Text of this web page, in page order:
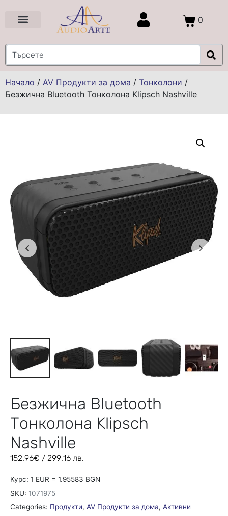
0
Начало / AV Продукти за дома / Тонколони /
Безжична Bluetooth Тонколона Klipsch Nashville
Безжична Bluetooth
Тонколона Klipsch
Nashville
152.96€ / 299.16 лв.
Курс: 1 EUR = 1.95583 BGN
SKU: 1071975
Categories: Продукти, AV Продукти за дома, Активни